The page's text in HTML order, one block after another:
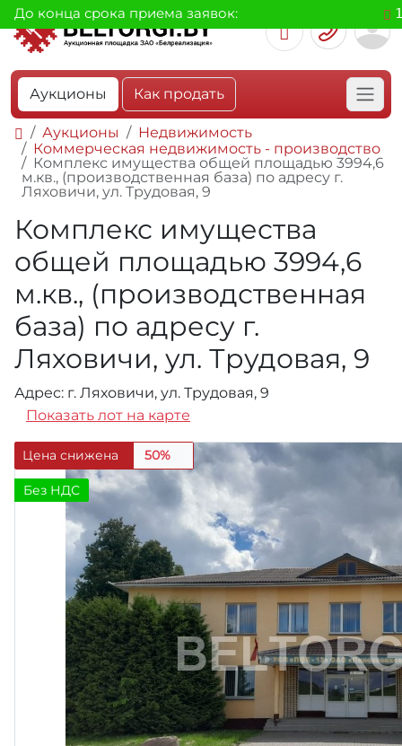
Аукционы Как продать
Аукционы
Недвижимость
Коммерческая недвижимость - производство
Комплекс имущества общей площадью 3994,6
м.кв., (производственная база) по адресу г.
Ляховичи, ул. Трудовая, 9
Комплекс имущества
общей площадью 3994,6
м.кв., (производственная
база) по адресу г.
Ляховичи, ул. Трудовая, 9
Адрес: г. Ляховичи, ул. Трудовая, 9
Показать лот на карте
Цена снижена 50%
Без НДС
До конца срока приема заявок: